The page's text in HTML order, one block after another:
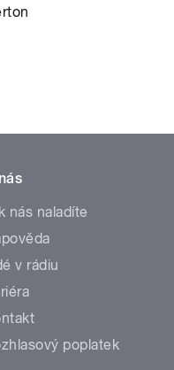
nás naladíte
v rádiu
poplatek